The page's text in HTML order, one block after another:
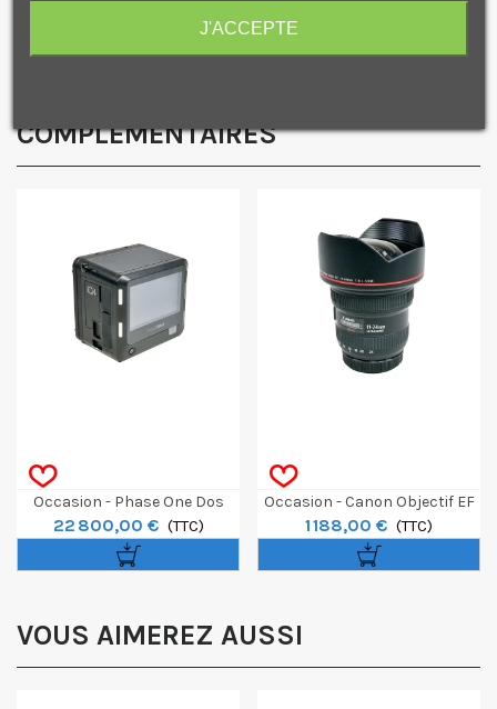
COMPLÉMENTAIRES
Occasion - Phase One Dos
Numérique IQ4 150MP
22 800,00 € (TTC)
Occasion - Canon Objectif EF
11-24mm F/4L USM
1 188,00 € (TTC)
VOUS AIMEREZ AUSSI
J'ACCEPTE
J'accepte de recevoir des SMS de la part de la marque.
Obtenir mon code promo.